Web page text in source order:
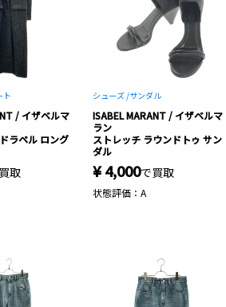
ト
/ イザベルマ
ラペル ロング
取
シューズ /サンダル
ISABEL MARANT / イザベルマ
ラン
ストレッチ ラウンドトゥ サン
ダル
¥ 4,000で買取
状態評価：A